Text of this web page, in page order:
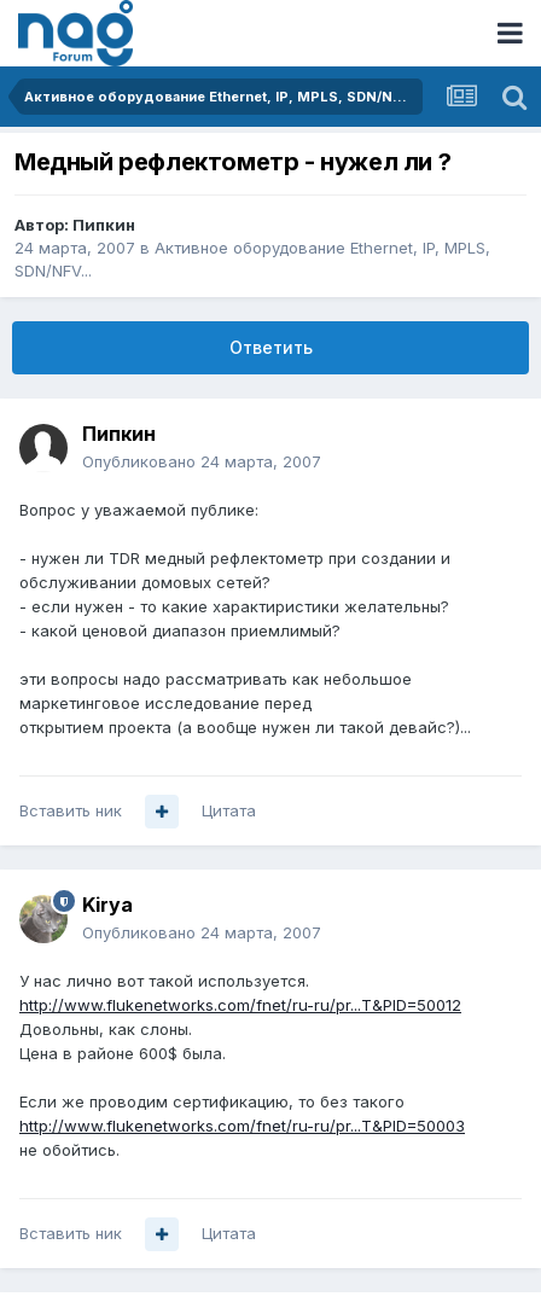
Активное оборудование Ethernet, IP, MPLS, SDN/NFV...
Медный рефлектометр - нужел ли ?
Автор: Пипкин
24 марта, 2007 в Активное оборудование Ethernet, IP, MPLS,
SDN/NFV...
Ответить
Пипкин
Опубликовано 24 марта, 2007
Вопрос у уважаемой публике:
- нужен ли TDR медный рефлектометр при создании и
обслуживании домовых сетей?
- если нужен - то какие характиристики желательны?
- какой ценовой диапазон приемлимый?
эти вопросы надо рассматривать как небольшое
маркетинговое исследование перед
открытием проекта (а вообще нужен ли такой девайс?)...
Вставить ник Цитата
Kirya
Опубликовано 24 марта, 2007
У нас лично вот такой используется.
http://www.flukenetworks.com/fnet/ru-ru/pr...T&PID=50012
Довольны, как слоны.
Цена в районе 600$ была.
Если же проводим сертификацию, то без такого
http://www.flukenetworks.com/fnet/ru-ru/pr...T&PID=50003
не обойтись.
Вставить ник Цитата